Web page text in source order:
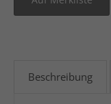
Beschreibung